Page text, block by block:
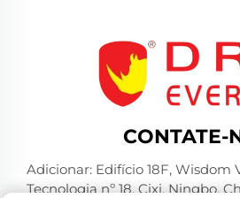
CONTATE-
Adicionar: Edifício 18F, Wisdom
Tecnologia nº 18, Cixi, Ningbo,